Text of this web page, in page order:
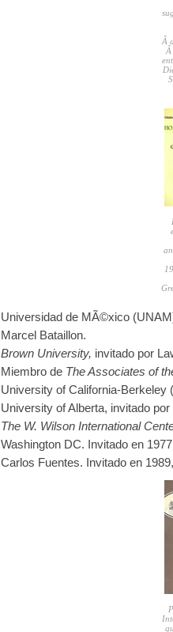
Â
Universidad de MÃ©xico
Marcel Bataillon.
Brown University, invitado por
Miembro de The Associates of
University of California-Berkeley
University of Alberta, invitado
The W. Wilson International
Washington DC. Invitado en
Carlos Fuentes. Invitado en